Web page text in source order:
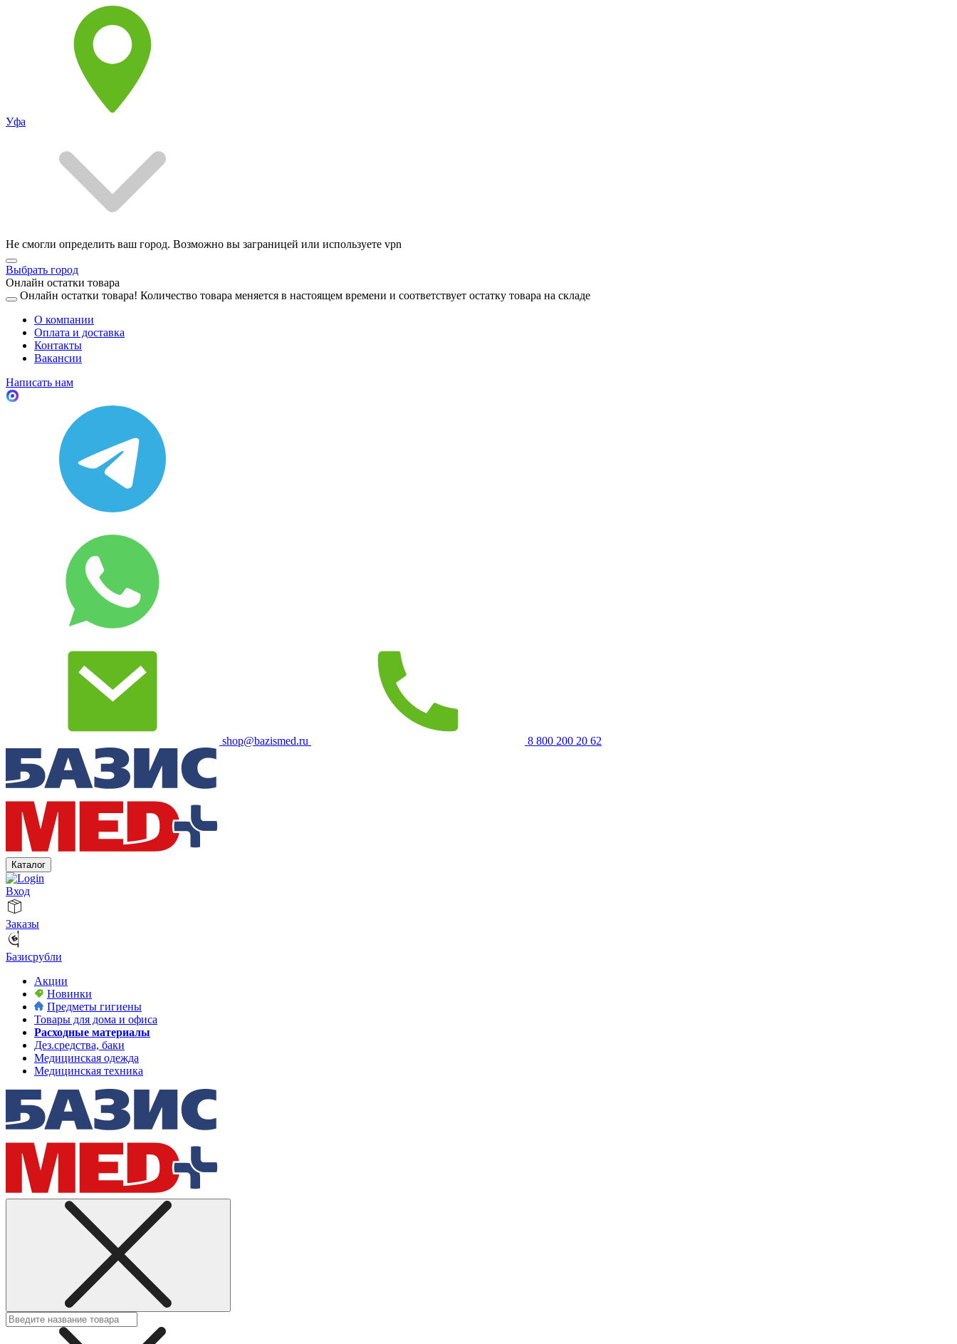
Уфа
Не смогли определить ваш город. Возможно вы заграницей или используете vpn
Выбрать город
Онлайн остатки товара
Онлайн остатки товара! Количество товара меняется в настоящем времени и соответствует остатку товара на складе
О компании
Оплата и доставка
Контакты
Вакансии
Написать нам
shop@bazismed.ru 8 800 200 20 62
Каталог
Вход
Заказы
Базисрубли
Акции
Новинки
Предметы гигиены
Товары для дома и офиса
Расходные материалы
Дез.средства, баки
Медицинская одежда
Медицинская техника